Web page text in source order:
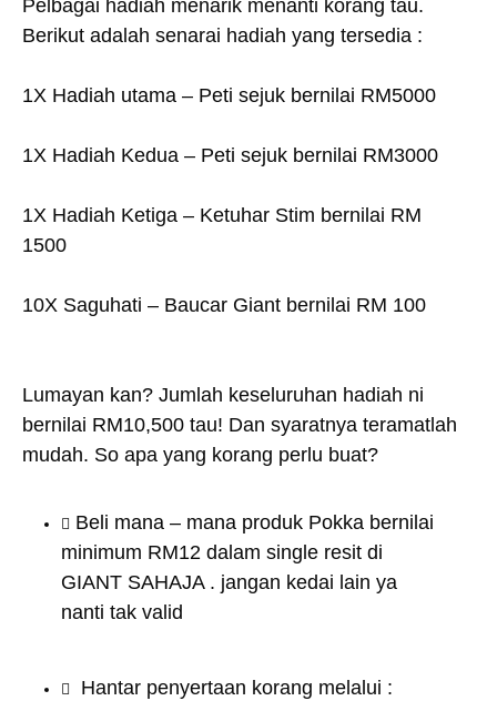
Pelbagai hadiah menarik menanti korang tau.
Berikut adalah senarai hadiah yang tersedia :
1X Hadiah utama – Peti sejuk bernilai RM5000
1X Hadiah Kedua – Peti sejuk bernilai RM3000
1X Hadiah Ketiga – Ketuhar Stim bernilai RM
1500
10X Saguhati – Baucar Giant bernilai RM 100
Lumayan kan? Jumlah keseluruhan hadiah ni
bernilai RM10,500 tau! Dan syaratnya teramatlah
mudah. So apa yang korang perlu buat?
Beli mana – mana produk Pokka bernilai
minimum RM12 dalam single resit di
GIANT SAHAJA . jangan kedai lain ya
nanti tak valid
Hantar penyertaan korang melalui :